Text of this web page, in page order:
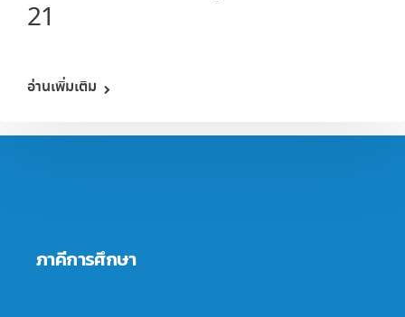
21
อ่านเพิ่มเติม
ภาคีการศึกษา